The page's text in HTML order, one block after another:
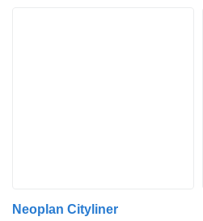
Neoplan Cityliner